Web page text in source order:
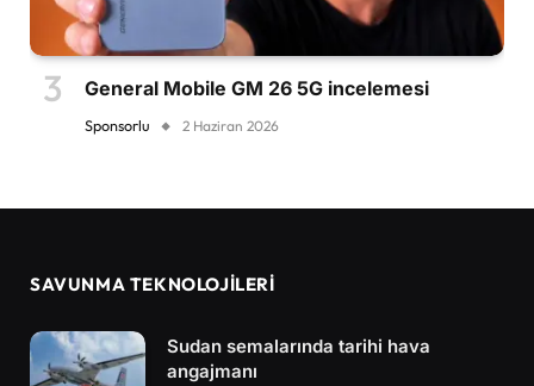
General Mobile GM 26 5G incelemesi
Sponsorlu 2 Haziran 2026
SAVUNMA TEKNOLOJİLERİ
Sudan semalarında tarihi hava
angajmanı